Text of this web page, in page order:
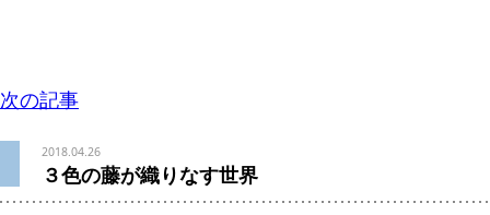
次の記事
2018.04.26
３色の藤が織りなす世界